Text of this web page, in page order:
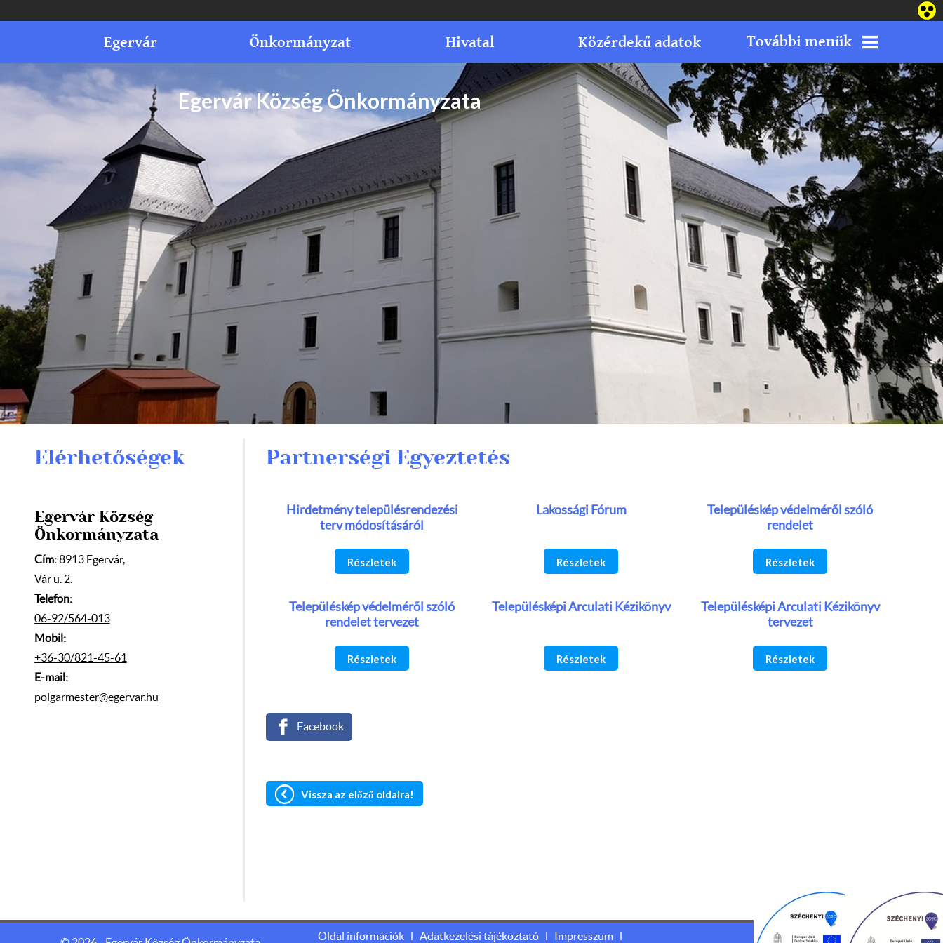
Egervár Önkormányzat Hivatal Közérdekű adatok További menük
Egervár Község Önkormányzata
Elérhetőségek
Egervár Község
Önkormányzata
Cím:8913 Egervár,
Vár u. 2.
Telefon:
06-92/564-013
Mobil:
+36-30/821-45-61
E-mail:
polgarmester@egervar.hu
Partnerségi Egyeztetés
Hirdetmény településrendezési
terv módosításáról
Részletek
Lakossági Fórum
Részletek
Településkép védelméről szóló
rendelet
Részletek
Településkép védelméről szóló
rendelet tervezet
Részletek
Településképi Arculati Kézikönyv
Részletek
Településképi Arculati Kézikönyv
tervezet
Részletek
Facebook
Vissza az előző oldalra!
Oldal információkl Adatkezelési tájékoztatól Impresszuml
Weboldalunk sütiket (cookie) használ működése folyamán annak érdekében, hogy a legjobb felhasználói élményt nyújthassa Önnek, valamint a látogatottság mérése céljából.